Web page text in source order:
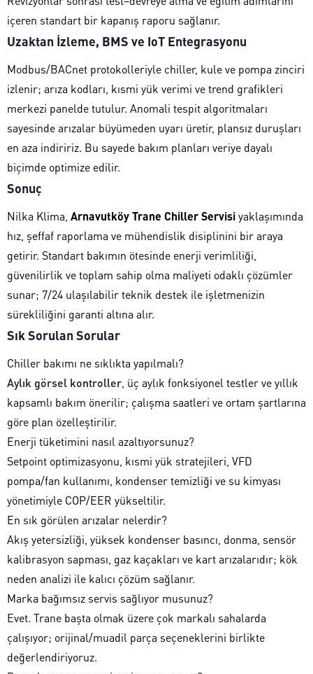
içeren standart bir kapanış raporu sağlanır.
Uzaktan İzleme, BMS ve IoT Entegrasyonu
Modbus/BACnet protokolleriyle chiller, kule ve pompa zinciri
izlenir; arıza kodları, kısmi yük verimi ve trend grafikleri
merkezi panelde tutulur. Anomali tespit algoritmaları
sayesinde arızalar büyümeden uyarı üretir, plansız duruşları
en aza indiririz. Bu sayede bakım planları veriye dayalı
biçimde optimize edilir.
Sonuç
Nilka Klima, Arnavutköy Trane Chiller Servisiyaklaşımında
hız, şeffaf raporlama ve mühendislik disiplinini bir araya
getirir. Standart bakımın ötesinde enerji verimliliği,
güvenilirlik ve toplam sahip olma maliyeti odaklı çözümler
sunar; 7/24 ulaşılabilir teknik destek ile işletmenizin
sürekliliğini garanti altına alır.
Sık Sorulan Sorular
Chiller bakımı ne sıklıkta yapılmalı?
Aylık görsel kontroller , üç aylık fonksiyonel testler ve yıllık
kapsamlı bakım önerilir; çalışma saatleri ve ortam şartlarına
göre plan özelleştirilir.
Enerji tüketimini nasıl azaltıyorsunuz?
Setpoint optimizasyonu, kısmi yük stratejileri, VFD
pompa/fan kullanımı, kondenser temizliği ve su kimyası
yönetimiyle COP/EER yükseltilir.
En sık görülen arızalar nelerdir?
Akış yetersizliği, yüksek kondenser basıncı, donma, sensör
kalibrasyon sapması, gaz kaçakları ve kart arızalarıdır; kök
neden analizi ile kalıcı çözüm sağlanır.
Marka bağımsız servis sağlıyor musunuz?
Evet. Trane başta olmak üzere çok markalı sahalarda
çalışıyor; orijinal/muadil parça seçeneklerini birlikte
değerlendiriyoruz.